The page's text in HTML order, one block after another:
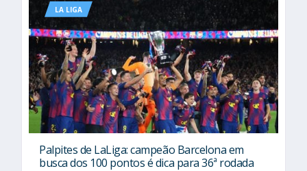
LA LIGA
Palpites de LaLiga: campeão Barcelona em
busca dos 100 pontos é dica para 36ª rodada